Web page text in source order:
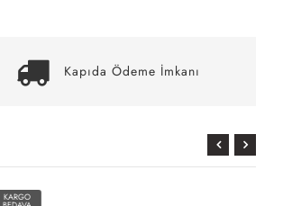
Kapıda Ödeme İmkanı
KARGO